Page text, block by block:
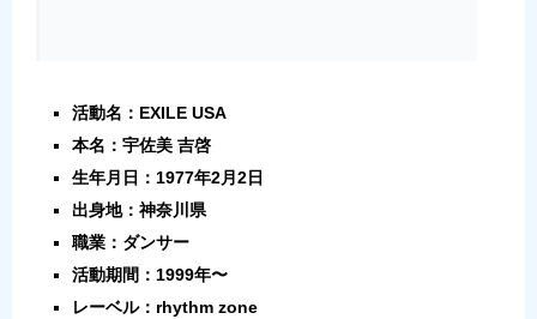
活動名：EXILE USA
本名：宇佐美 吉啓
生年月日：1977年2月2日
出身地：神奈川県
職業：ダンサー
活動期間：1999年〜
レーベル：rhythm zone